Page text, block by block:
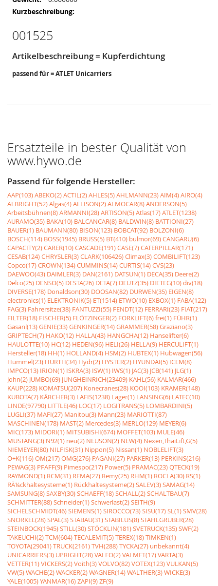
Informationen
001525
Artikelbeschreibung = Kupferdichtung
passend für = ATLET Unicarriers
Ersatzteile in bester Qualität von
www.hywo.de
Passend für folgende Hersteller:
AAP(103)ABEKO(2)ACTIL(2)AHLES(5)AHLMANN(23)AIM(4)AIRO(4)
ALBRIGHT(52)Algas(4)ALLISON(2)ALMOCAR(8)ANDERSON(5)
Arbeitsbühnen(8)ARMANNI(28)ARTISON(5)Atlas(17)ATLET(1238)
AURAMO(35) BAKA(10) BALCANCAR(8) BALDWIN(8) BATTIONI(27)
BAUER(1) BAUMANN(80) BISON(123) BOBCAT(92) BOLZONI(6)
BOSCH(114) BOSS(1945) BRUSS(5) BT(410) bulmor(69)CANGARU(6)
CAPACITY(2)CARER(10)CASCADE(191)CASE(7)CATERPILLAR(171)
CESAB(124)CHRYSLER(3)CLARK(106426)Climax(3)COMBILIFT(123)
Copco(17)CROWN(134)CUMMINS(14)CURTIS(14)CVS(23)
DAEWOO(43) DAIMLER(3) DAN(2161) DATSUN(1) DECA(35) Deere(2)
Delco(25) DENSO(5) DESTA(26) DETA(7) DEUTZ(35) DIETEG(10)div(18)
DIVERSE(178) Donaldson(30) DOOSAN(82) DURWEN(35) EIGEN(8)
electronics(1) ELEKTRONIK(5) ET(1514) ETWO(10) EXBOX(1) FABA(122)
FAG(3) Fahrersitze(38) FANTUZZI(55) FENDT(12) FERRARI(23) FIAT(217)
FILTER(18) FISCHER(5) FLÖTZINGER(2) FORKLIFT(6)frei(1) FÜHR(1)
Gasanl(13)GENIE(33)GENKINGER(14)GRAMMER(58)Graziano(3)
GRIPTECH(7) HAKO(12) HALLA(43) HANGCHA(12) Hanselifter(6)
HAULOTTE(10) HC(12) HEDEN(96) HELI(26) HELLA(9) HERCULIFT(1)
Hersteller(18) HH(1) HOLLAND(4) HSM(2) HUBTEX(1) Hubwagen(56)
Hummel(23) HURTH(34) Hydr(2) HYSTER(2) HYUNDAI(5) ICEM(8)
IMPCO(13) IRION(1) ISKRA(3) ISW(1) IWS(1) JAC(3) JCB(141) JLG(1)
John(2) JUMBO(69) JUNGHEINRICH(23409) KAHL(56) KALMAR(466)
KAUP(228) KOMATSU(207) Konecranes(28) KOOI(103) KRAMER(148)
KUBOTA(7) KÃRCHER(3) LAFIS(1238) Lager(1) LANSING(6) LATEC(10)
LINDE(97790) LITTLE(46) LOC(17) LOGITRANS(5) LOMBARDINI(5)
LUGLI(37) MAFI(27) Manitou(3) Mann(23) MARIOTTI(87)
MASCHINEN(178) MAST(2) Mercedes(3) MERLO(129) MEYER(6)
MIC(173) MIDORI(1) MITSUBISHI(674) MOFFET(103) MULE(46)
MUSTANG(3) N92(1) neu(2) NEUSON(2) NEW(4) Nexen,ThaiLift,G(5)
NIEMEYER(80) NILFISK(31) Nippon(5) Nissan(1) NOBLELIFT(3)
O+K(116)OM(217)OMG(276) PAGANI(27) PARKER(13) PERKINS(216)
PEWAG(3) PFAFF(9) Pimespo(217) Power(5) PRAMAC(23)QTECK(19)
RAYMOND(1) RCM(31) REMA(27) Remy(25) RHM(1) ROCLA(30) RS(1)
RÃ¼ckhaltesysteme(1) Rückhaltesysteme(2)SALEV(3)SAMAG(14)
SAMSUNG(8)SAXBY(30)SCHAEFF(18)SCHALL(2)SCHALTBAU(7)
SCHMITTER(88)Schneider(1)Schwerlast(2)SEITH(9)
SICHELSCHMIDT(46)SIEMENS(1)SIROCCO(73)SISU(17)SL(1)SMV(28)
SNORKEL(28)SPAL(3)STABAU(31)STABILUS(8)STAHLGRUBER(28)
STEINBOCK(1945)STILL(30)STÖCKLIN(181)SVETRUCK(135)SWF(2)
TAKEUCHI(2)TCM(604)TECALEMIT(5)TEREX(18)TIMKEN(1)
TOYOTA(29041)TRUCK(2161)TVH(288)TYCKA(27) unbekannt(4)
UNICARRIERS(3) UPRIGHT(28)VALEO(2)VALMET(17)VARTA(3)
VETTER(11)VICKERS(2)Voith(3)VOLVO(82)VOTEX(123)VULKAN(5)
VW(5)WACHE(2)WACKER(2)WAGNER(14)WALTHER(3)WICKE(3)
YALE(1005)YANMAR(16)ZAPI(9)ZF(9)